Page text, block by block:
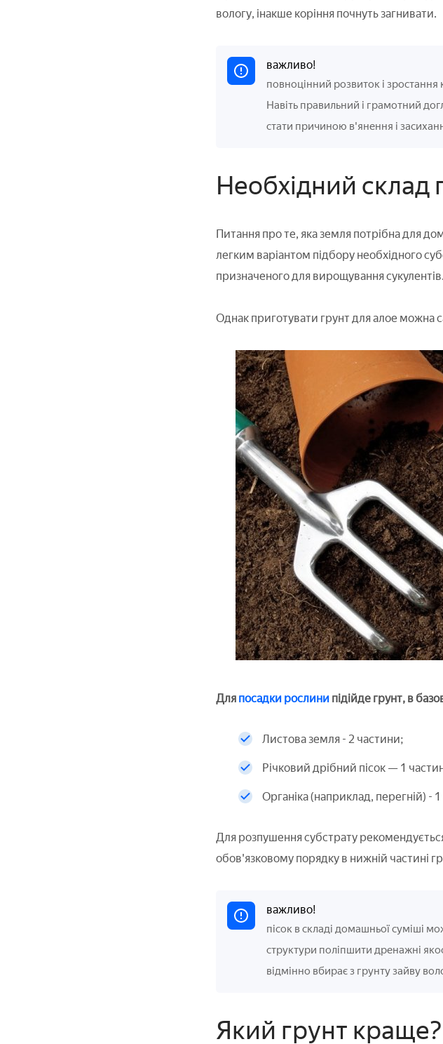
вологу, інакше коріння почнуть загнивати.
важливо!
повноцінний розвиток і зростання
Навіть правильний і грамотний
стати причиною в'янення і
Необхідний склад
Питання про те, яка земля потрібна для
легким варіантом підбору необхідного
призначеного для вирощування сукулентів.
Однак приготувати грунт для алое можна
Дляпосадки рослини підійде грунт, в
Листова земля - 2 частини;
Річковий дрібний пісок — 1
Органіка (наприклад, перегній) -
Для розпушення субстрату
обов'язковому порядку в нижній частині
важливо!
пісок в складі домашньої суміші
структури поліпшити дренажні
відмінно вбирає з грунту зайву
Який грунт краще?